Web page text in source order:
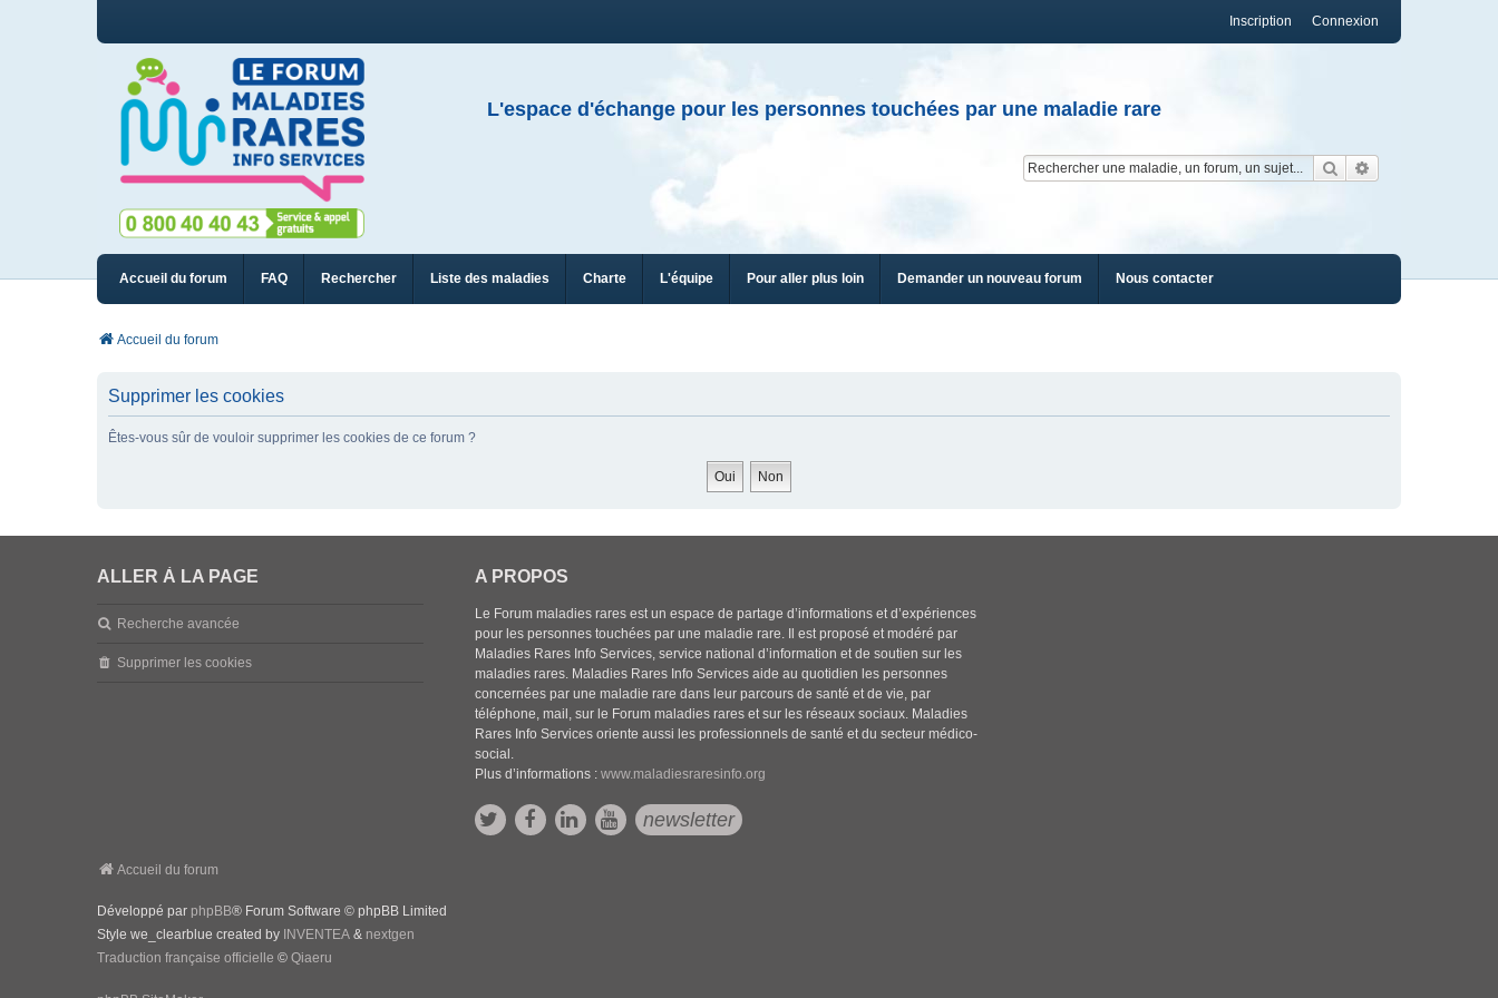
Connexion
Inscription
L'espace d'échange pour les personnes touchées par une maladie rare
Rechercher
Accueil du forum FAQ Rechercher Liste des maladies Charte L'équipe Pour aller plus loin Demander un nouveau forum Nous contacter
Accueil du forum
Supprimer les cookies
Êtes-vous sûr de vouloir supprimer les cookies de ce forum ?
ALLER À LA PAGE
Recherche avancée
Supprimer les cookies
A PROPOS
Le Forum maladies rares est un espace de partage d’informations et d’expériences
pour les personnes touchées par une maladie rare. Il est proposé et modéré par
Maladies Rares Info Services, service national d’information et de soutien sur les
maladies rares. Maladies Rares Info Services aide au quotidien les personnes
concernées par une maladie rare dans leur parcours de santé et de vie, par
téléphone, mail, sur le Forum maladies rares et sur les réseaux sociaux. Maladies
Rares Info Services oriente aussi les professionnels de santé et du secteur médico-
social.
Plus d’informations :www.maladiesraresinfo.org
newsletter
Accueil du forum
Développé par phpBB® Forum Software © phpBB Limited
Style we_clearblue created by INVENTEA & nextgen
Traduction française officielle © Qiaeru